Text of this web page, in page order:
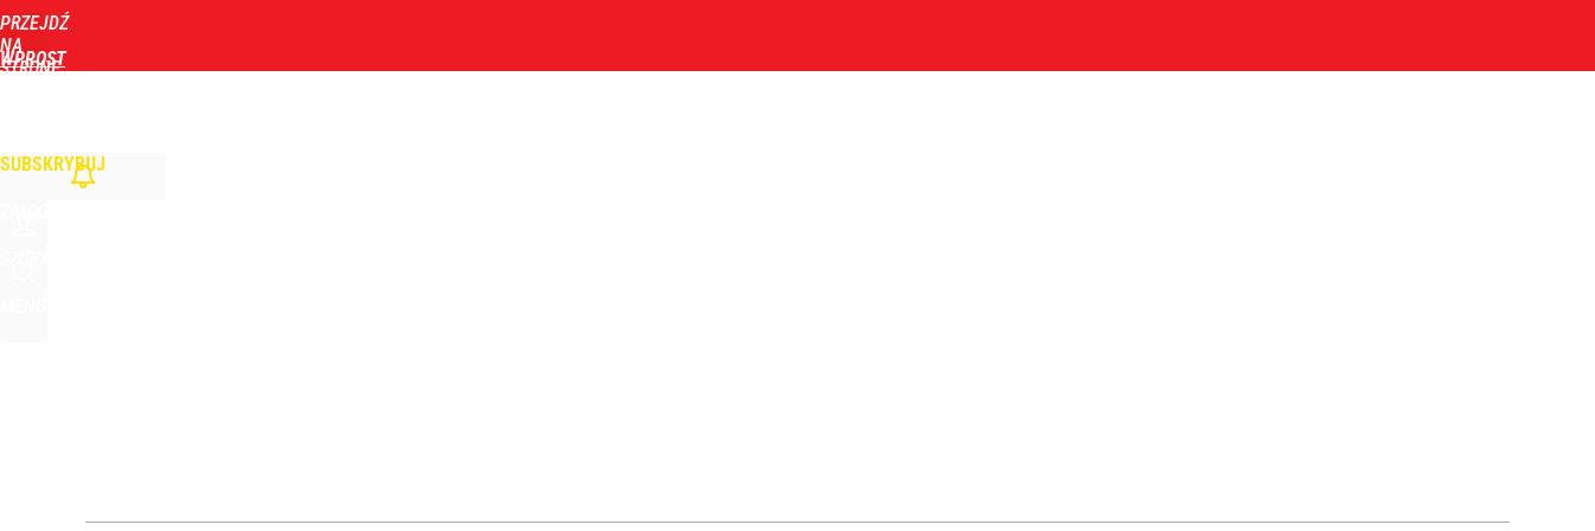
PRZEJDŹ
NA
STRONĘ
WPROST
SUBSKRYBUJ
11